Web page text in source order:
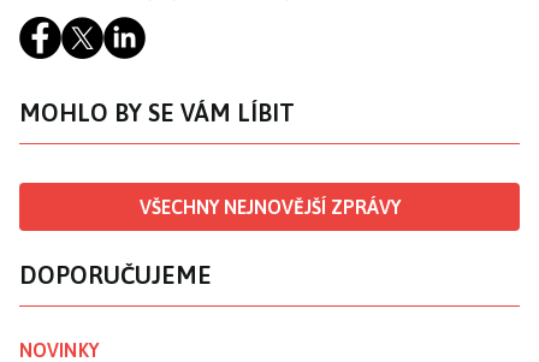
MOHLO BY SE VÁM LÍBIT
VŠECHNY NEJNOVĚJŠÍ ZPRÁVY
DOPORUČUJEME
NOVINKY